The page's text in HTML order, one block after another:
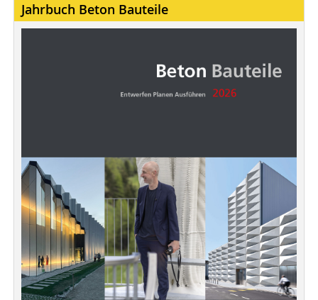
Jahrbuch Beton Bauteile